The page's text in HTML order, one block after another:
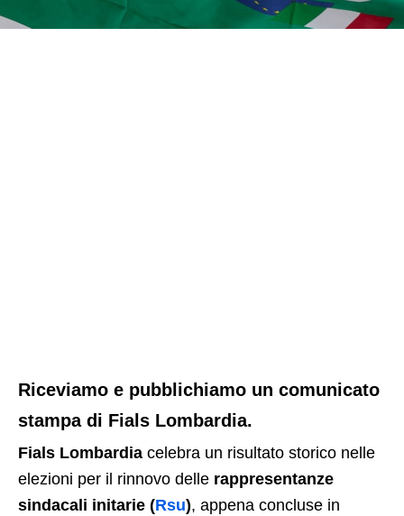
Riceviamo e pubblichiamo un comunicato
stampa di Fials Lombardia.
Fials Lombardia celebra un risultato storico nelle
elezioni per il rinnovo delle rappresentanze
sindacali initarie (Rsu), appena concluse in